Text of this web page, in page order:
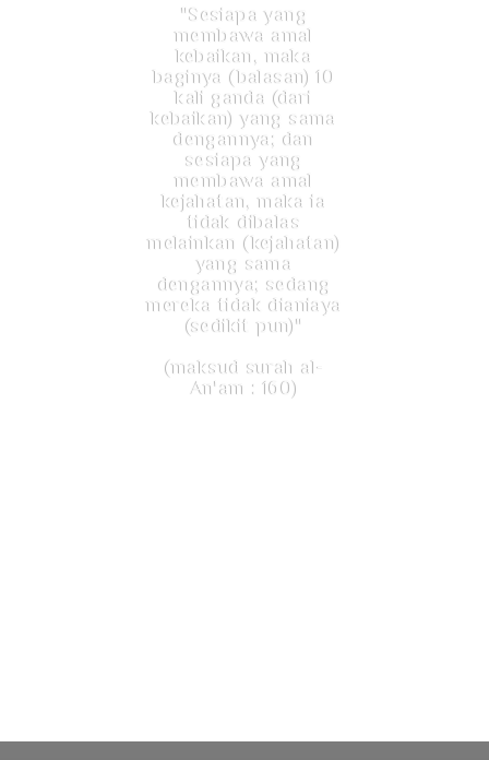
"Sesiapa yang
membawa amal
kebaikan, maka
baginya (balasan) 10
kali ganda (dari
kebaikan) yang sama
dengannya; dan
sesiapa yang
membawa amal
kejahatan, maka ia
tidak dibalas
melainkan (kejahatan)
yang sama
dengannya; sedang
mereka tidak dianiaya
(sedikit pun)"
(maksud surah al-
An'am : 160)